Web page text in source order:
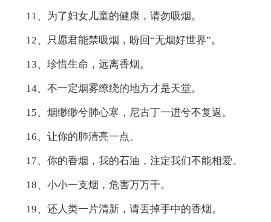
11、为了妇女儿童的健康，请勿吸烟。
12、只愿君能禁吸烟，盼回“无烟好世界”。
13、珍惜生命，远离香烟。
14、不一定烟雾缭绕的地方才是天堂。
15、烟缈缈兮肺心寒，尼古丁一进兮不复返。
16、让你的肺清亮一点。
17、你的香烟，我的石油，注定我们不能相爱。
18、小小一支烟，危害万万千。
19、还人类一片清新，请丢掉手中的香烟。